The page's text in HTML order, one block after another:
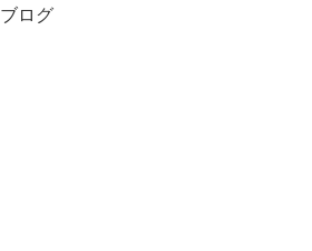
ブログ